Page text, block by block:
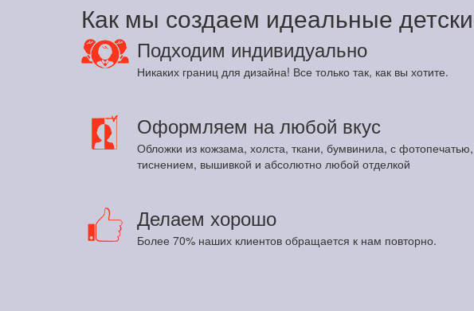
Как мы создаем идеальные
Подходим индивидуально
Никаких границ для дизайна! Все только так, как вы хотите.
Оформляем на любой вкус
Обложки из кожзама, холста, ткани, бумвинила, с
тиснением, вышивкой и абсолютно любой отделкой
Делаем хорошо
Более 70% наших клиентов обращается к нам повторно.